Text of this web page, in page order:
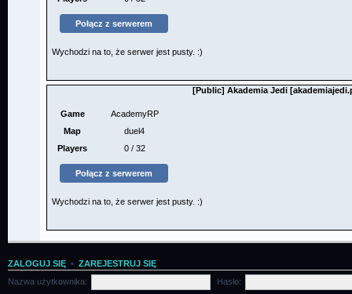
ZALOGUJ SIĘ • ZAREJESTRUJ SIĘ
Nazwa użytkownika:
Hasło: